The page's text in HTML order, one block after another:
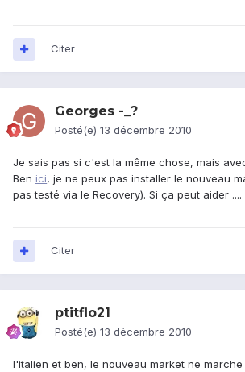
Citer
Georges -_?
Posté(e) 13 décembre 2010
Je sais pas si c'est la même chose, mais
Ben ici, je ne peux pas installer le nouveau
pas testé via le Recovery). Si ça peut aider ....
Citer
ptitflo21
Posté(e) 13 décembre 2010
l'italien et ben, le nouveau market ne